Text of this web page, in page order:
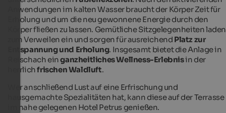
Anwendungen im kalten Wasser braucht der Körper Zeit für
Erholung und um die neu gewonnene Energie durch den
Körper fließen zu lassen. Gemütliche Sitzgelegenheiten laden
zum Verweilen ein und sorgen für ausreichend Platz zur
Entspannung und Erholung. Insgesamt bietet die Anlage in
Reischach einganzheitliches Wellness-Erlebnisin der
herrlichfrischen Waldluft.
Wer anschließend Lust auf eine Erfrischung und
hausgemachte Spezialitäten hat, kann diese auf der Terrasse
im nahe gelegenen Hotel Petrus genießen.